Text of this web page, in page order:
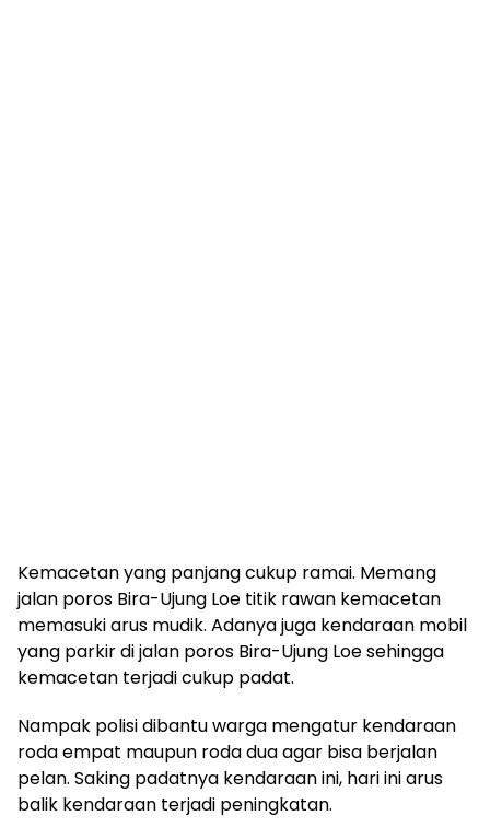
Kemacetan yang panjang cukup ramai. Memang
jalan poros Bira-Ujung Loe titik rawan kemacetan
memasuki arus mudik. Adanya juga kendaraan mobil
yang parkir di jalan poros Bira-Ujung Loe sehingga
kemacetan terjadi cukup padat.
Nampak polisi dibantu warga mengatur kendaraan
roda empat maupun roda dua agar bisa berjalan
pelan. Saking padatnya kendaraan ini, hari ini arus
balik kendaraan terjadi peningkatan.